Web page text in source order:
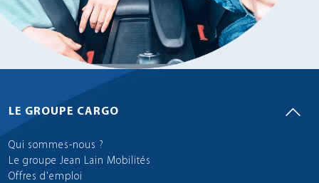
LE GROUPE CARGO
Qui sommes-nous ?
Le groupe Jean Lain Mobilités
Offres d'emploi